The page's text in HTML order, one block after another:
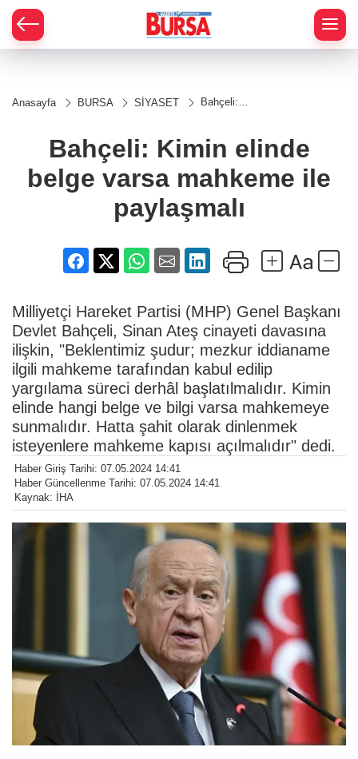
Anasayfa BURSA SİYASET
Bahçeli:
belge
varsa
ile
paylaşmalı
Bahçeli: Kimin elinde
belge varsa mahkeme ile
paylaşmalı
Milliyetçi Hareket Partisi (MHP) Genel Başkanı
Devlet Bahçeli, Sinan Ateş cinayeti davasına
ilişkin, "Beklentimiz şudur; mezkur iddianame
ilgili mahkeme tarafından kabul edilip
yargılama süreci derhâl başlatılmalıdır. Kimin
elinde hangi belge ve bilgi varsa mahkemeye
sunmalıdır. Hatta şahit olarak dinlenmek
isteyenlere mahkeme kapısı açılmalıdır" dedi.
Haber Giriş Tarihi: 07.05.2024 14:41
Haber Güncellenme Tarihi: 07.05.2024 14:41
Kaynak: İHA